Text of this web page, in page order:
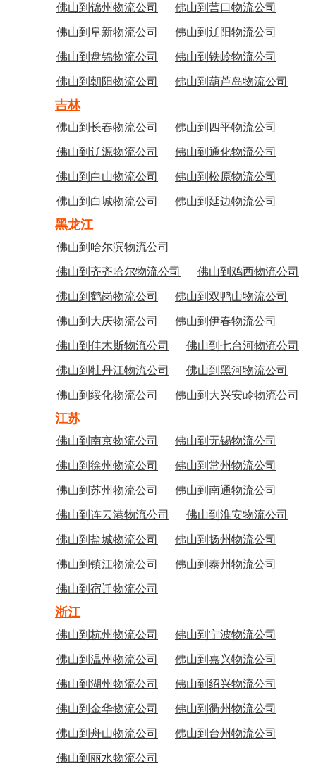
佛山到锦州物流公司 佛山到营口物流公司
佛山到阜新物流公司 佛山到辽阳物流公司
佛山到盘锦物流公司 佛山到铁岭物流公司
佛山到朝阳物流公司 佛山到葫芦岛物流公司
吉林
佛山到长春物流公司 佛山到四平物流公司
佛山到辽源物流公司 佛山到通化物流公司
佛山到白山物流公司 佛山到松原物流公司
佛山到白城物流公司 佛山到延边物流公司
黑龙江
佛山到哈尔滨物流公司
佛山到齐齐哈尔物流公司 佛山到鸡西物流公司
佛山到鹤岗物流公司 佛山到双鸭山物流公司
佛山到大庆物流公司 佛山到伊春物流公司
佛山到佳木斯物流公司 佛山到七台河物流公司
佛山到牡丹江物流公司 佛山到黑河物流公司
佛山到绥化物流公司 佛山到大兴安岭物流公司
江苏
佛山到南京物流公司 佛山到无锡物流公司
佛山到徐州物流公司 佛山到常州物流公司
佛山到苏州物流公司 佛山到南通物流公司
佛山到连云港物流公司 佛山到淮安物流公司
佛山到盐城物流公司 佛山到扬州物流公司
佛山到镇江物流公司 佛山到泰州物流公司
佛山到宿迁物流公司
浙江
佛山到杭州物流公司 佛山到宁波物流公司
佛山到温州物流公司 佛山到嘉兴物流公司
佛山到湖州物流公司 佛山到绍兴物流公司
佛山到金华物流公司 佛山到衢州物流公司
佛山到舟山物流公司 佛山到台州物流公司
佛山到丽水物流公司